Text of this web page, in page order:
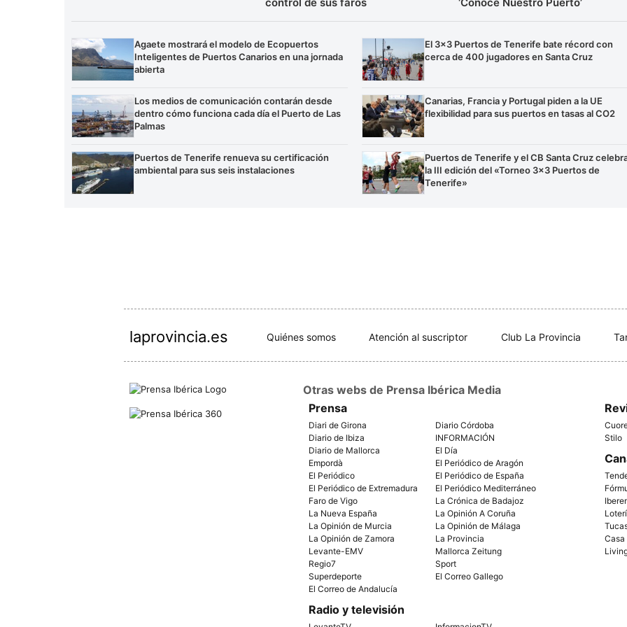
‘Conoce Nuestro Puerto’
Agaete mostrará el modelo de Ecopuertos
Inteligentes de Puertos Canarios en una jornada
abierta
Los medios de comunicación contarán desde
dentro cómo funciona cada día el Puerto de Las
Palmas
Puertos de Tenerife renueva su certificación
ambiental para sus seis instalaciones
El 3×3 Puertos de Tenerife bate récord con
cerca de 400 jugadores en Santa Cruz
Canarias, Francia y Portugal piden a la UE
flexibilidad para sus puertos en tasas al CO2
Puertos de Tenerife y el CB Santa Cruz
la III edición del «Torneo 3×3 Puertos de
Tenerife»
laprovincia.es Quiénes somos Atención al suscriptor Club La Provincia
Otras webs de Prensa Ibérica Media
Prensa
Diari de Girona
Diario Córdoba
Diario de Ibiza
INFORMACIÓN
Diario de Mallorca
El Día
Empordà
El Periódico de Aragón
El Periódico
El Periódico de España
El Periódico de Extremadura
El Periódico Mediterráneo
Faro de Vigo
La Crónica de Badajoz
La Nueva España
La Opinión A Coruña
La Opinión de Murcia
La Opinión de Málaga
La Opinión de Zamora
La Provincia
Levante-EMV
Mallorca Zeitung
Regio7
Sport
Superdeporte
El Correo Gallego
El Correo de Andalucía
Radio y televisión
Stilo
Casa